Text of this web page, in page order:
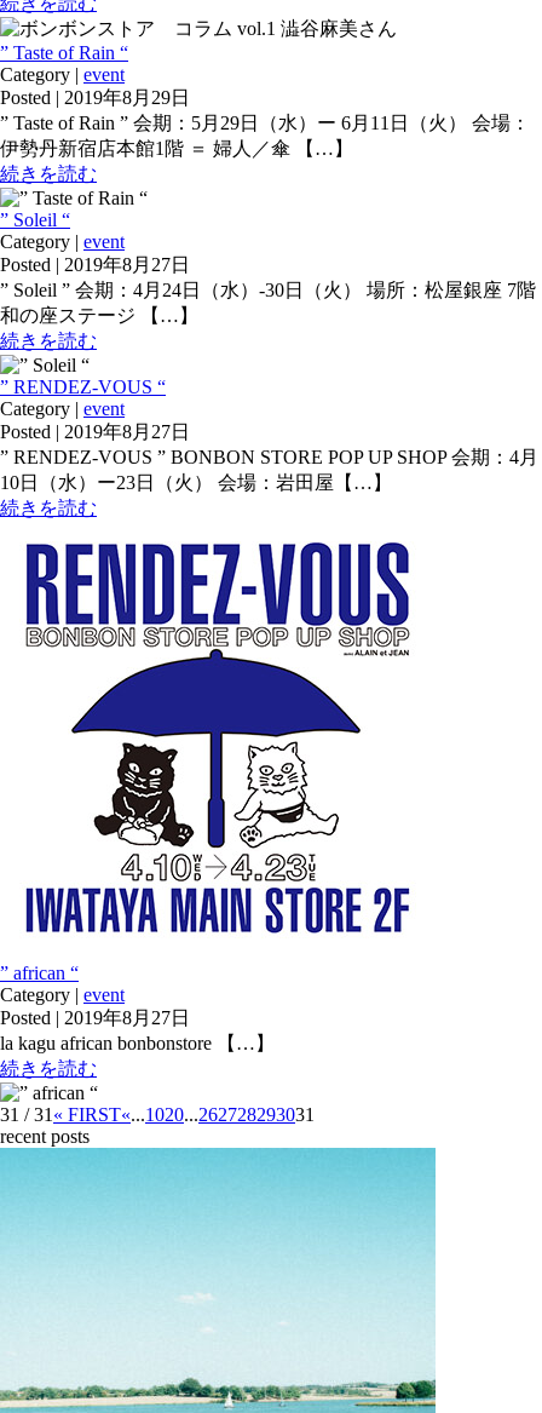
” Taste of Rain “
Category | event
Posted | 2019年8月29日
” Taste of Rain ” 会期：5月29日（水）ー 6月11日（火） 会場：
伊勢丹新宿店本館1階 ＝ 婦人／傘 【…】
続きを読む
” Soleil “
Category | event
Posted | 2019年8月27日
” Soleil ” 会期：4月24日（水）-30日（火） 場所：松屋銀座 7階
和の座ステージ 【…】
続きを読む
” RENDEZ-VOUS “
Category | event
Posted | 2019年8月27日
” RENDEZ-VOUS ” BONBON STORE POP UP SHOP 会期：4月
10日（水）ー23日（火） 会場：岩田屋【…】
続きを読む
” african “
Category | event
Posted | 2019年8月27日
la kagu african bonbonstore 【…】
続きを読む
31 / 31 « FIRST«...1020...262728293031
recent posts